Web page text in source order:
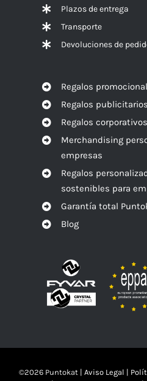
Plazos de entrega
Transporte
Devoluciones de
Regalos
Regalos
Regalos
Merchandising
empresas
Regalos
sostenibles para
Garantía total
Blog
©2026 Puntokat | Aviso Legal |